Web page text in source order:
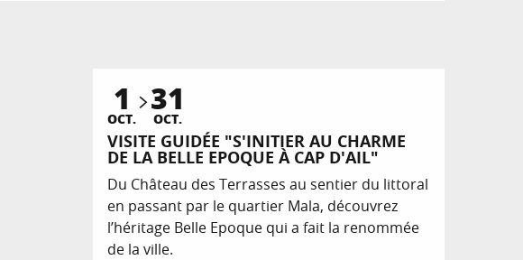
1
OCT. 31
OCT.
VISITE GUIDÉE "S'INITIER AU CHARME
DE LA BELLE EPOQUE À CAP D'AIL"
Du Château des Terrasses au sentier du littoral
en passant par le quartier Mala, découvrez
l’héritage Belle Epoque qui a fait la renommée
de la ville.